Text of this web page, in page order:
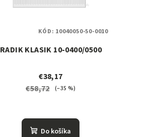
RADIK KLASIK 10-0400/0500
€38,17
€58,72
(–35 %)
Do košíka
KÓD: 10040050-50-0010